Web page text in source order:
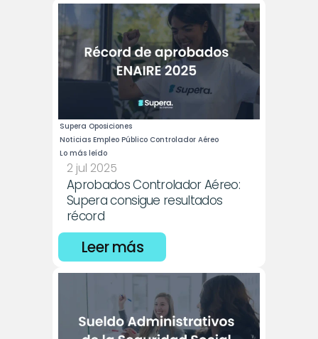
Supera Oposiciones
Noticias Empleo Público Controlador Aéreo
Lo más leído
2 jul 2025
Aprobados Controlador Aéreo:
Supera consigue resultados
récord
Leer más